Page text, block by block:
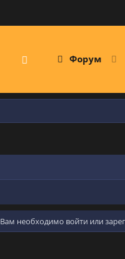
Форум
Вам необходимо войти или